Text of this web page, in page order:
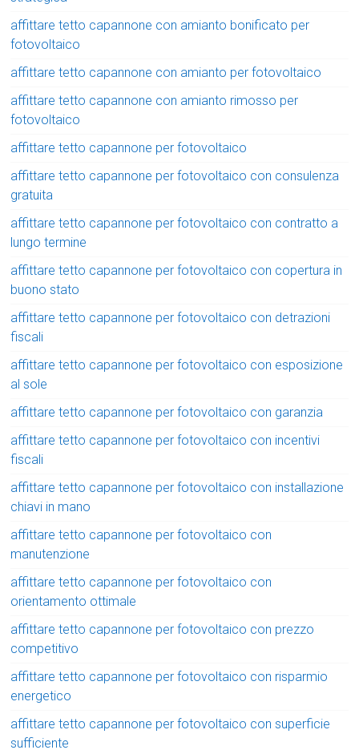
affittare tetto capannone con amianto bonificato per
fotovoltaico
affittare tetto capannone con amianto per fotovoltaico
affittare tetto capannone con amianto rimosso per
fotovoltaico
affittare tetto capannone per fotovoltaico
affittare tetto capannone per fotovoltaico con consulenza
gratuita
affittare tetto capannone per fotovoltaico con contratto a
lungo termine
affittare tetto capannone per fotovoltaico con copertura in
buono stato
affittare tetto capannone per fotovoltaico con detrazioni
fiscali
affittare tetto capannone per fotovoltaico con esposizione
al sole
affittare tetto capannone per fotovoltaico con garanzia
affittare tetto capannone per fotovoltaico con incentivi
fiscali
affittare tetto capannone per fotovoltaico con installazione
chiavi in mano
affittare tetto capannone per fotovoltaico con
manutenzione
affittare tetto capannone per fotovoltaico con
orientamento ottimale
affittare tetto capannone per fotovoltaico con prezzo
competitivo
affittare tetto capannone per fotovoltaico con risparmio
energetico
affittare tetto capannone per fotovoltaico con superficie
sufficiente